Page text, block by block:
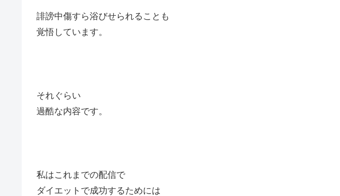
誹謗中傷すら浴びせられることも
覚悟しています。
それぐらい
過酷な内容です。
私はこれまでの配信で
ダイエットで成功するためには